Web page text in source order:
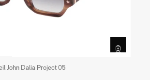
John Dalia Project 05